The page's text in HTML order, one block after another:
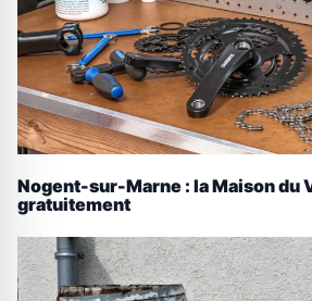
Nogent-sur-Marne : la Maison du
gratuitement